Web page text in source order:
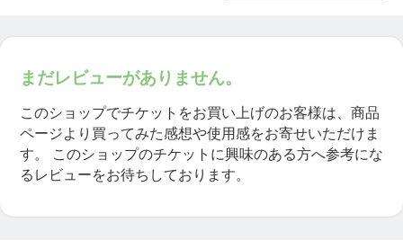
それだけに、HANのカリキュラムの充実度、課され
る課題の質と量、試験の厳格さは瞠目すべきもので
す。
る！！🔸
まだレビューがありません。
このショップでチケットをお買い上げのお客様は、商品
ページより買ってみた感想や使用感をお寄せいただけま
す。
このショップのチケットに興味のある方へ参考にな
るレビューをお待ちしております。